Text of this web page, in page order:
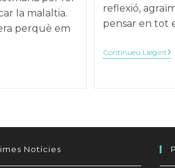
la malaltia.
perquè em
reflexió,
pensar en tot
Continueu Llegint
Un
Notícies